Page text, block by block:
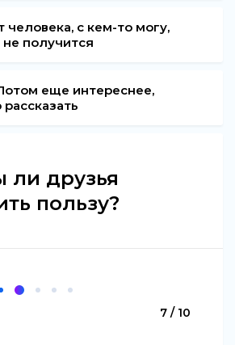
человека, с кем-то могу,
получится
еще интереснее,
друзья
пользу?
7 / 10